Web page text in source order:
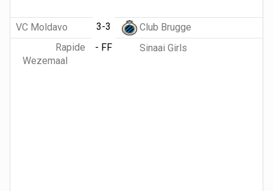
VC Moldavo 3-3
Club Brugge
Rapide
Wezemaal
- FF Sinaai Girls